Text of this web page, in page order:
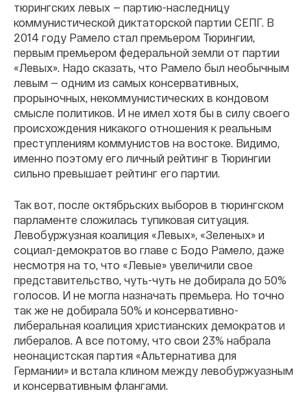
тюрингских левых — партию-наследницу
коммунистической диктаторской партии СЕПГ. В
2014 году Рамело стал премьером Тюрингии,
первым премьером федеральной земли от партии
«Левых». Надо сказать, что Рамело был необычным
левым — одним из самых консервативных,
прорыночных, некоммунистических в кондовом
смысле политиков. И не имел хотя бы в силу своего
происхождения никакого отношения к реальным
преступлениям коммунистов на востоке. Видимо,
именно поэтому его личный рейтинг в Тюрингии
сильно превышает рейтинг его партии.
Так вот, после октябрьских выборов в тюрингском
парламенте сложилась тупиковая ситуация.
Левобуржузная коалиция «Левых», «Зеленых» и
социал-демократов во главе с Бодо Рамело, даже
несмотря на то, что «Левые» увеличили свое
представительство, чуть-чуть не добирала до 50%
голосов. И не могла назначать премьера. Но точно
так же не добирала 50% и консервативно-
либеральная коалиция христианских демократов и
либералов. А все потому, что свои 23% набрала
неонацистская партия «Альтернатива для
Германии» и встала клином между левобуржуазным
и консервативным флангами.